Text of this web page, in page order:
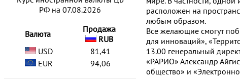
РФ на 07.08.2026
Валюта
Продажа
RUB
USD
81,41
EUR
94,06
расположен на
любым образом.
Все желающие смогут
для инноваций»,
13.00 генеральный
«РАРИО» Александр
общество» и